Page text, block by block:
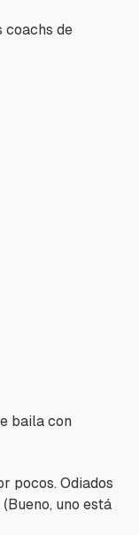
coachs de
baila con
pocos. Odiados
uno está